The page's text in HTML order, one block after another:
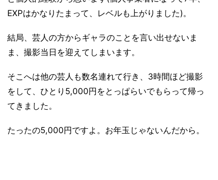
EXPはかなりたまって、レベルも上がりました)。
結局、芸人の方からギャラのことを言い出せないま
ま、撮影当日を迎えてしまいます。
そこへは他の芸人も数名連れて行き、3時間ほど撮影
をして、ひとり5,000円をとっぱらいでもらって帰っ
てきました。
たったの5,000円ですよ。お年玉じゃないんだから。